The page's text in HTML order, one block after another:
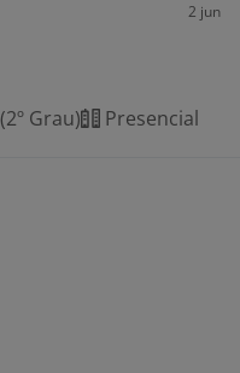
2 jun
Grau) Presencial